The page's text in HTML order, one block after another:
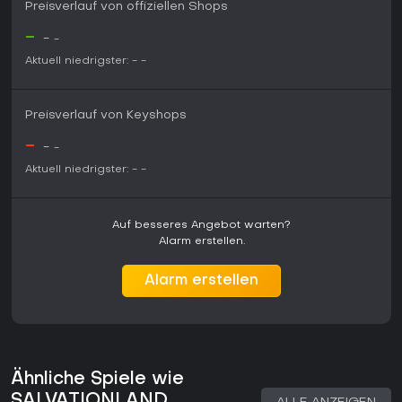
zudem Mehrwert für alle, die sich für das Sounddesign und
Preisverlauf von offiziellen Shops
- - -
Aktuell niedrigster: - -
Preisverlauf von Keyshops
- - -
Aktuell niedrigster: - -
Auf besseres Angebot warten?
Alarm erstellen.
Alarm erstellen
Ähnliche Spiele wie